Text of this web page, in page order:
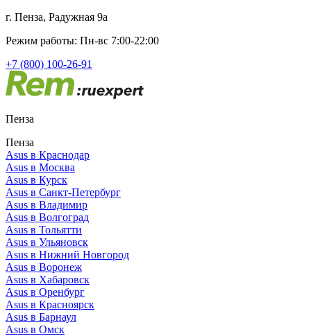
г. Пенза, Радужная 9а
Режим работы: Пн-вс 7:00-22:00
+7 (800) 100-26-91
Пенза
Пенза
Asus в Краснодар
Asus в Москва
Asus в Курск
Asus в Санкт-Петербург
Asus в Владимир
Asus в Волгоград
Asus в Тольятти
Asus в Ульяновск
Asus в Нижний Новгород
Asus в Воронеж
Asus в Хабаровск
Asus в Оренбург
Asus в Красноярск
Asus в Барнаул
Asus в Омск